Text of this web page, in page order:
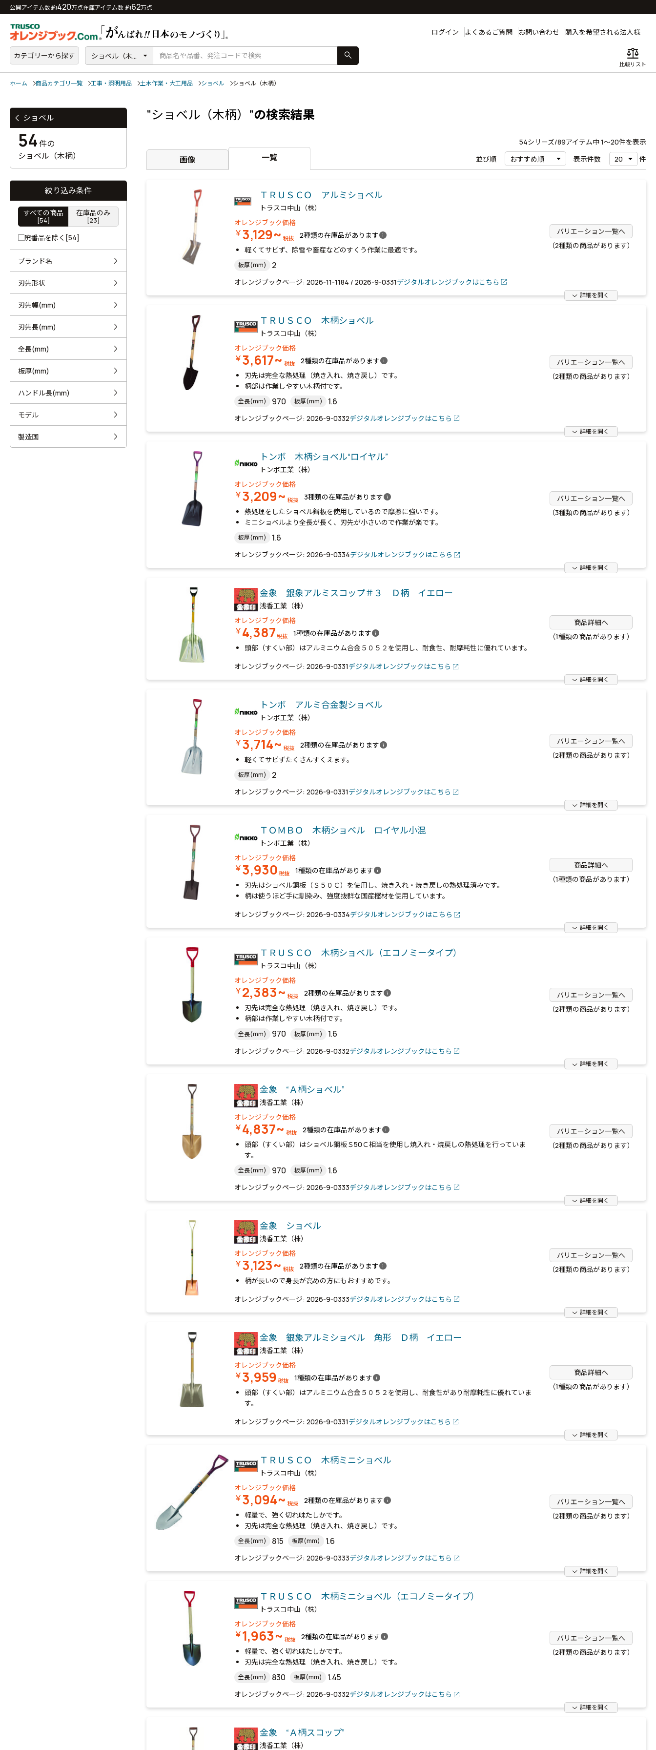
公開アイテム数 約420万点在庫アイテム数 約62万点
ログイン よくあるご質問 お問い合わせ 購入を希望される法人様
カテゴリーから探す ショベル（木... search balance
比較リスト
ホーム 商品カテゴリ一覧 工事・照明用品 土木作業・大工用品 ショベル ショベル（木柄）
”ショベル（木柄）”の検索結果
54シリーズ/89アイテム中1〜20件を表示
並び順
表示件数 件
画像 一覧
ＴＲＵＳＣＯ アルミショベル
トラスコ中山（株）
オレンジブック価格
￥3,129~ 税抜 2種類の在庫品がありますinfo
バリエーション一覧へ
（2種類の商品があります）
軽くてサビず、除雪や畜産などのすくう作業に最適です。
板厚(mm) 2
オレンジブックページ: 2026-11-1184 / 2026-9-0331デジタルオレンジブックはこちら
詳細を開く
ＴＲＵＳＣＯ 木柄ショベル
トラスコ中山（株）
オレンジブック価格
￥3,617~ 税抜 2種類の在庫品がありますinfo
バリエーション一覧へ
（2種類の商品があります）
刃先は完全な熱処理（焼き入れ、焼き戻し）です。
柄部は作業しやすい木柄付です。
全長(mm) 970 板厚(mm) 1.6
オレンジブックページ: 2026-9-0332デジタルオレンジブックはこちら
詳細を開く
トンボ 木柄ショベル“ロイヤル”
トンボ工業（株）
オレンジブック価格
￥3,209~ 税抜 3種類の在庫品がありますinfo
バリエーション一覧へ
（3種類の商品があります）
熱処理をしたショベル鋼板を使用しているので摩擦に強いです。
ミニショベルより全長が長く、刃先が小さいので作業が楽です。
板厚(mm) 1.6
オレンジブックページ: 2026-9-0334デジタルオレンジブックはこちら
詳細を開く
金象 銀象アルミスコップ＃３ Ｄ柄 イエロー
浅香工業（株）
オレンジブック価格
￥4,387 税抜 1種類の在庫品がありますinfo
商品詳細へ
（1種類の商品があります）
頭部（すくい部）はアルミニウム合金５０５２を使用し、耐食性、耐摩耗性に優れています。
オレンジブックページ: 2026-9-0331デジタルオレンジブックはこちら
詳細を開く
トンボ アルミ合金製ショベル
トンボ工業（株）
オレンジブック価格
￥3,714~ 税抜 2種類の在庫品がありますinfo
バリエーション一覧へ
（2種類の商品があります）
軽くてサビずたくさんすくえます。
板厚(mm) 2
オレンジブックページ: 2026-9-0331デジタルオレンジブックはこちら
詳細を開く
ＴＯＭＢＯ 木柄ショベル ロイヤル小混
トンボ工業（株）
オレンジブック価格
￥3,930 税抜 1種類の在庫品がありますinfo
商品詳細へ
（1種類の商品があります）
刃先はショベル鋼板（Ｓ５０Ｃ）を使用し、焼き入れ・焼き戻しの熱処理済みです。
柄は使うほど手に馴染み、強度抜群な国産樫材を使用しています。
オレンジブックページ: 2026-9-0334デジタルオレンジブックはこちら
詳細を開く
ＴＲＵＳＣＯ 木柄ショベル（エコノミータイプ）
トラスコ中山（株）
オレンジブック価格
￥2,383~ 税抜 2種類の在庫品がありますinfo
バリエーション一覧へ
（2種類の商品があります）
刃先は完全な熱処理（焼き入れ、焼き戻し）です。
柄部は作業しやすい木柄付です。
全長(mm) 970 板厚(mm) 1.6
オレンジブックページ: 2026-9-0332デジタルオレンジブックはこちら
詳細を開く
金象 “Ａ柄ショベル”
浅香工業（株）
オレンジブック価格
￥4,837~ 税抜 2種類の在庫品がありますinfo
バリエーション一覧へ
（2種類の商品があります）
頭部（すくい部）はショベル鋼板Ｓ50Ｃ相当を使用し焼入れ・焼戻しの熱処理を行っていま
す。
全長(mm) 970 板厚(mm) 1.6
オレンジブックページ: 2026-9-0333デジタルオレンジブックはこちら
詳細を開く
金象 ショベル
浅香工業（株）
オレンジブック価格
￥3,123~ 税抜 2種類の在庫品がありますinfo
バリエーション一覧へ
（2種類の商品があります）
柄が長いので身長が高めの方にもおすすめです。
オレンジブックページ: 2026-9-0333デジタルオレンジブックはこちら
詳細を開く
金象 銀象アルミショベル 角形 Ｄ柄 イエロー
浅香工業（株）
オレンジブック価格
￥3,959 税抜 1種類の在庫品がありますinfo
商品詳細へ
（1種類の商品があります）
頭部（すくい部）はアルミニウム合金５０５２を使用し、耐食性があり耐摩耗性に優れていま
す。
オレンジブックページ: 2026-9-0331デジタルオレンジブックはこちら
詳細を開く
ＴＲＵＳＣＯ 木柄ミニショベル
トラスコ中山（株）
オレンジブック価格
￥3,094~ 税抜 2種類の在庫品がありますinfo
バリエーション一覧へ
（2種類の商品があります）
軽量で、強く切れ味たしかです。
刃先は完全な熱処理（焼き入れ、焼き戻し）です。
全長(mm) 815 板厚(mm) 1.6
オレンジブックページ: 2026-9-0333デジタルオレンジブックはこちら
詳細を開く
ＴＲＵＳＣＯ 木柄ミニショベル（エコノミータイプ）
トラスコ中山（株）
オレンジブック価格
￥1,963~ 税抜 2種類の在庫品がありますinfo
バリエーション一覧へ
（2種類の商品があります）
軽量で、強く切れ味たしかです。
刃先は完全な熱処理（焼き入れ、焼き戻し）です。
全長(mm) 830 板厚(mm) 1.45
オレンジブックページ: 2026-9-0332デジタルオレンジブックはこちら
詳細を開く
金象 “Ａ柄スコップ”
浅香工業（株）
ショベル
54件の
ショベル（木柄）
絞り込み条件
すべての商品
[54]
在庫品のみ
[23]
廃番品を除く[54]
ブランド名
刃先形状
刃先幅(mm)
刃先長(mm)
全長(mm)
板厚(mm)
ハンドル長(mm)
モデル
製造国